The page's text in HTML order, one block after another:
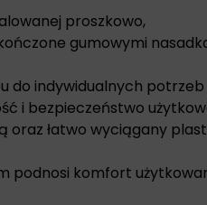
proszkowo,
gumowymi
do indywidualnych
i bezpieczeństwo
oraz łatwo wyciągany
podnosi komfort